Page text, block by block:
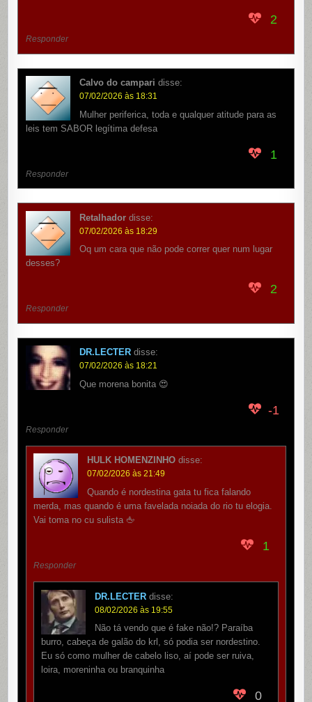
2
Responder
Calvo do campari disse:
07/02/2026 às 18:31
Mulher periferica, toda e qualquer atitude para as
leis tem SABOR legítima defesa
1
Responder
Retalhador disse:
07/02/2026 às 18:29
Oq um cara que não pode correr quer num lugar
desses?
2
Responder
DR.LECTER disse:
07/02/2026 às 18:21
Que morena bonita 😍
-1
Responder
HULK HOMENZINHO disse:
07/02/2026 às 21:49
Quando é nordestina gata tu fica falando
merda, mas quando é uma favelada noiada do rio tu elogia.
Vai toma no cu sulista 🖕
1
Responder
DR.LECTER disse:
08/02/2026 às 19:55
Não tá vendo que é fake não!? Paraíba
burro, cabeça de galão do krl, só podia ser nordestino.
Eu só como mulher de cabelo liso, aí pode ser ruiva,
loira, moreninha ou branquinha
0